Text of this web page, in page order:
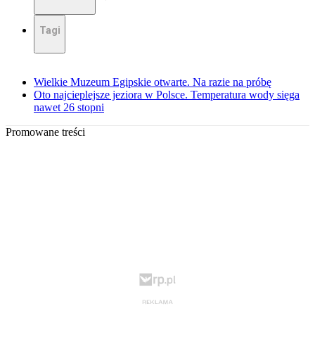
Tagi
Wielkie Muzeum Egipskie otwarte. Na razie na próbę
Oto najcieplejsze jeziora w Polsce. Temperatura wody sięga
nawet 26 stopni
Promowane treści